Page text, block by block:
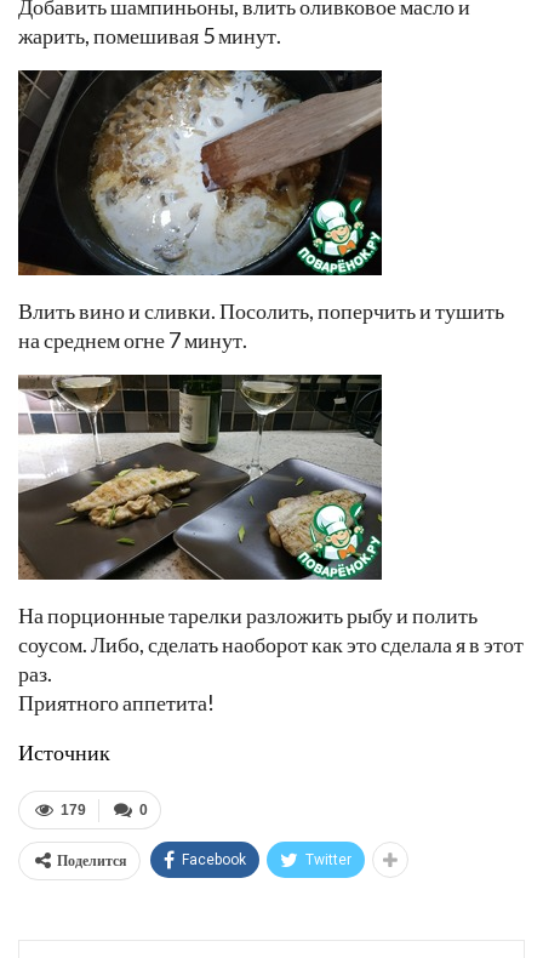
Добавить шампиньоны, влить оливковое масло и
жарить, помешивая 5 минут.
Влить вино и сливки. Посолить, поперчить и тушить
на среднем огне 7 минут.
На порционные тарелки разложить рыбу и полить
соусом. Либо, сделать наоборот как это сделала я в этот
раз.
Приятного аппетита!
Источник
0
179
Поделится Facebook Twitter